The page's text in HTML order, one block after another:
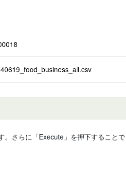
さらに「Execute」を押下することで